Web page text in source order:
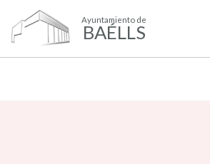
Ayuntamiento de
BAÉLLS